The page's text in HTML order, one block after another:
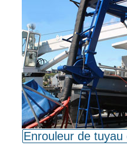
Enrouleur de tuyau